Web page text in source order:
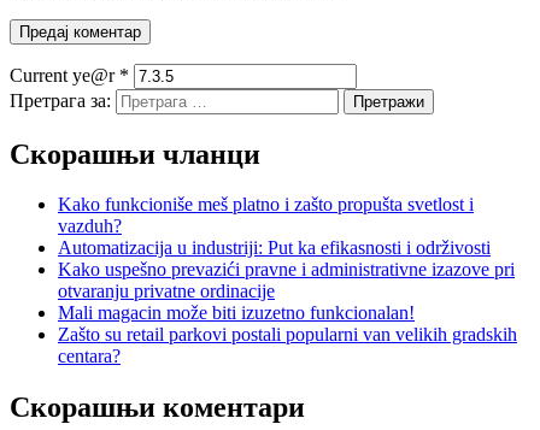
Current ye@r *
Претрага за:
Скорашњи чланци
Kako funkcioniše meš platno i zašto propušta svetlost i
vazduh?
Automatizacija u industriji: Put ka efikasnosti i održivosti
Kako uspešno prevazići pravne i administrativne izazove pri
otvaranju privatne ordinacije
Mali magacin može biti izuzetno funkcionalan!
Zašto su retail parkovi postali popularni van velikih gradskih
centara?
Скорашњи коментари